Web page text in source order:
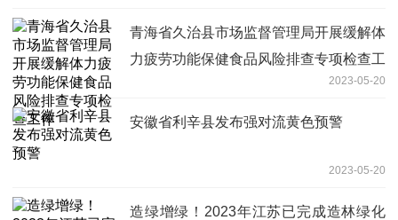
青海省久治县市场监督管理局开展缓解体
力疲劳功能保健食品风险排查专项检查工
2023-05-20
安徽省利辛县发布强对流黄色预警
2023-05-20
造绿增绿！2023年江苏已完成造林绿化